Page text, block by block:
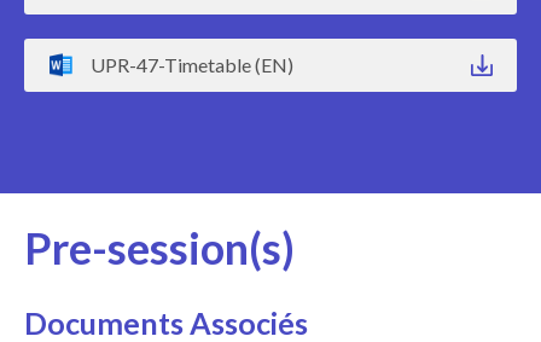
UPR-47-Timetable (EN)
Pre-session(s)
Documents Associés